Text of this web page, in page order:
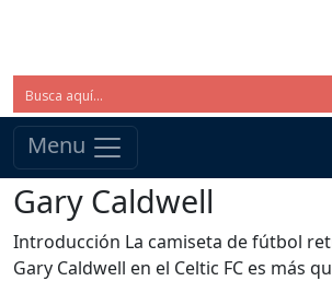
Menu
Gary Caldwell
Introducción La camiseta de fútbol
Gary Caldwell en el Celtic FC es más